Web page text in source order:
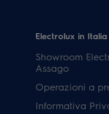
Electrolux in Italia
Showroom
Assago
Operazioni a
Informativa